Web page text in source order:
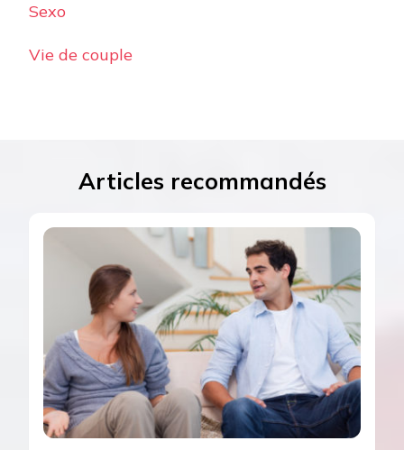
Sexo
Vie de couple
Articles recommandés